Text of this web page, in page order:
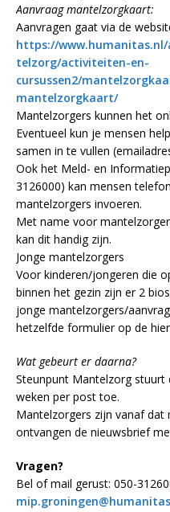
Aanvraag mantelzorgkaart:
Aanvragen gaat via de
https://
telzorg/activiteiten-en-
cursussen2/
mantelzorgkaart/
Mantelzorgers kunnen het
Eventueel kun je mensen
samen in te vullen
Ook het Meld- en
3126000) kan mensen
mantelzorgers invoeren.
Met name voor
kan dit handig zijn.
Jonge mantelzorgers
Voor kinderen/jongeren die
binnen het gezin zijn er 2
jonge mantelzorgers/
hetzelfde formulier op de
Wat gebeurt er daarna?
Steunpunt Mantelzorg
weken per post toe.
Mantelzorgers zijn vanaf dat
ontvangen de nieuwsbrief
Vragen?
Bel of mail gerust: 050-